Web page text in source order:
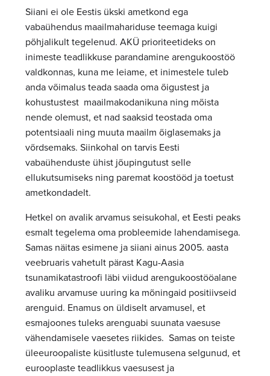
Siiani ei ole Eestis ükski ametkond ega
vabaühendus maailmahariduse teemaga kuigi
põhjalikult tegelenud. AKÜ prioriteetideks on
inimeste teadlikkuse parandamine arengukoostöö
valdkonnas, kuna me leiame, et inimestele tuleb
anda võimalus teada saada oma õigustest ja
kohustustest maailmakodanikuna ning mõista
nende olemust, et nad saaksid teostada oma
potentsiaali ning muuta maailm õiglasemaks ja
võrdsemaks. Siinkohal on tarvis Eesti
vabaühenduste ühist jõupingutust selle
ellukutsumiseks ning paremat koostööd ja toetust
ametkondadelt.
Hetkel on avalik arvamus seisukohal, et Eesti peaks
esmalt tegelema oma probleemide lahendamisega.
Samas näitas esimene ja siiani ainus 2005. aasta
veebruaris vahetult pärast Kagu-Aasia
tsunamikatastroofi läbi viidud arengukoostööalane
avaliku arvamuse uuring ka mõningaid positiivseid
arenguid. Enamus on üldiselt arvamusel, et
esmajoones tuleks arenguabi suunata vaesuse
vähendamisele vaesetes riikides. Samas on teiste
üleeuroopaliste küsitluste tulemusena selgunud, et
eurooplaste teadlikkus vaesusest ja